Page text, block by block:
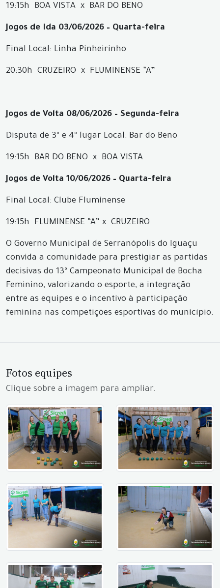
19:15h BOA VISTA x BAR DO BENO
Jogos de Ida 03/06/2026 – Quarta-feira
Final Local: Linha Pinheirinho
20:30h CRUZEIRO x FLUMINENSE “A”
Jogos de Volta 08/06/2026 – Segunda-feira
Disputa de 3º e 4º lugar Local: Bar do Beno
19:15h BAR DO BENO x BOA VISTA
Jogos de Volta 10/06/2026 – Quarta-feira
Final Local: Clube Fluminense
19:15h FLUMINENSE “A” x CRUZEIRO
O Governo Municipal de Serranópolis do Iguaçu
convida a comunidade para prestigiar as partidas
decisivas do 13º Campeonato Municipal de Bocha
Feminino, valorizando o esporte, a integração
entre as equipes e o incentivo à participação
feminina nas competições esportivas do município.
Fotos equipes
Clique sobre a imagem para ampliar.